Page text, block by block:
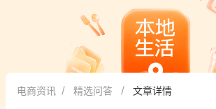
有赞专家说
新零售最佳实践
面对面聊增长
电商资讯 精选问答 文章详情